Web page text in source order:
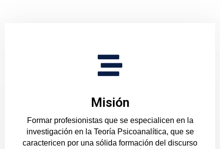
Misión
Formar profesionistas que se especialicen en la
investigación en la Teoría Psicoanalítica, que se
caractericen por una sólida formación del discurso